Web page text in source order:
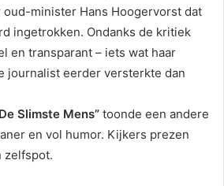
minister Hans Hoogervorst dat
ingetrokken. Ondanks de kritiek
en transparant – iets wat haar
journalist eerder versterkte dan
Slimste Mens” toonde een andere
en vol humor. Kijkers prezen
zelfspot.